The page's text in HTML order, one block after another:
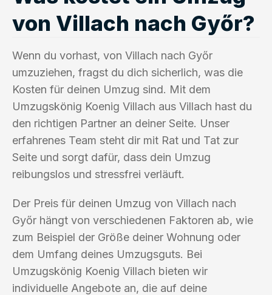
von Villach nach Győr?
Wenn du vorhast, von Villach nach Győr
umzuziehen, fragst du dich sicherlich, was die
Kosten für deinen Umzug sind. Mit dem
Umzugskönig Koenig Villach aus Villach hast du
den richtigen Partner an deiner Seite. Unser
erfahrenes Team steht dir mit Rat und Tat zur
Seite und sorgt dafür, dass dein Umzug
reibungslos und stressfrei verläuft.
Der Preis für deinen Umzug von Villach nach
Győr hängt von verschiedenen Faktoren ab, wie
zum Beispiel der Größe deiner Wohnung oder
dem Umfang deines Umzugsguts. Bei
Umzugskönig Koenig Villach bieten wir
individuelle Angebote an, die auf deine